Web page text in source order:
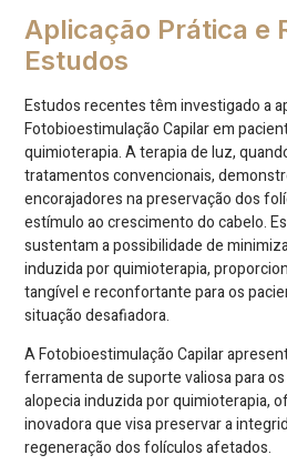
Aplicação Prática e
Estudos
Estudos recentes têm investigado a
Fotobioestimulação Capilar em
quimioterapia. A terapia de luz,
tratamentos convencionais,
encorajadores na preservação dos
estímulo ao crescimento do cabelo.
sustentam a possibilidade de
induzida por quimioterapia,
tangível e reconfortante para os
situação desafiadora.
A Fotobioestimulação Capilar
ferramenta de suporte valiosa para
alopecia induzida por quimioterapia,
inovadora que visa preservar a
regeneração dos folículos afetados.